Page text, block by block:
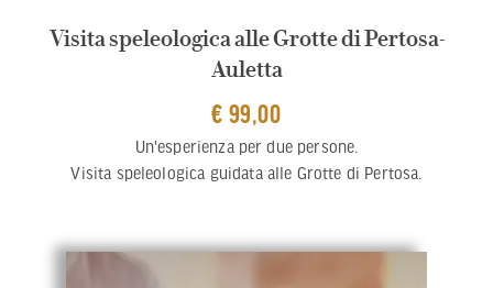
Visita speleologica alle Grotte di Pertosa-
Auletta
€ 99,00
Un'esperienza per due persone.
Visita speleologica guidata alle Grotte di Pertosa.